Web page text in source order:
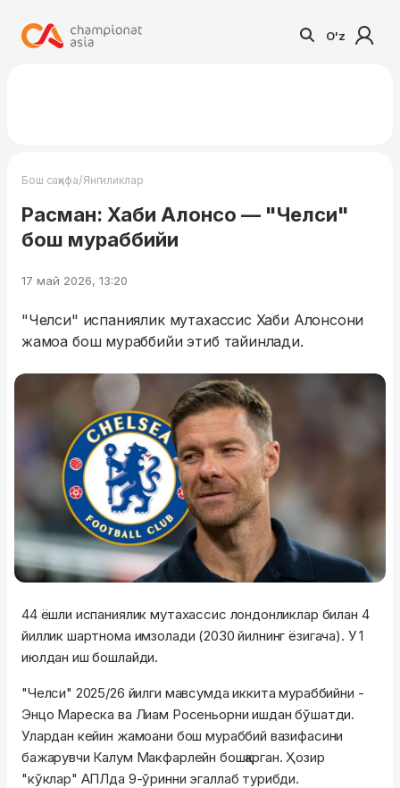
O'z
Бош саҳифа/Янгиликлар
Расман: Хаби Алонсо — "Челси"
бош мураббийи
17 май 2026, 13:20
"Челси" испаниялик мутахассис Хаби Алонсони
жамоа бош мураббийи этиб тайинлади.
44 ёшли испаниялик мутахассис лондонликлар билан 4
йиллик шартнома имзолади (2030 йилнинг ёзигача). У 1
июлдан иш бошлайди.
"Челси" 2025/26 йилги мавсумда иккита мураббийни -
Энцо Мареска ва Лиам Росеньорни ишдан бўшатди.
Улардан кейин жамоани бош мураббий вазифасини
бажарувчи Калум Макфарлейн бошқарган. Ҳозир
"кўклар" АПЛда 9-ўринни эгаллаб турибди.